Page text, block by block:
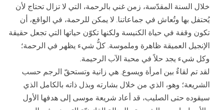
خلال السنة المقدّسة، زمن غني بالرحمة، التي لا تزال تحتاج لأن
يُحتفل بها وتُعاش في جماعاتنا. لا يمكن للرحمة، في الواقع، أن
تكون وقفة في حياة الكنيسة ولكنها تكوّن حياتها التي تجعل حقيقة
الإنجيل العميقة ظاهرة وملموسة. كلُّ شيء يظهر في الرحمة؛
وكل شيء يجد حلاً في محبة الآب الرحيمة.
لقد تم لقاءٌ بين امرأة ويسوع. هي زانية وتستحقّ الرجم حسب
الشريعة؛ وهو، الذي من خلال بشارته وبذل ذاته بالكامل الذي
سيقوده حتى الصليب، قد أعاد شريعة موسى إلى هدفها الأول